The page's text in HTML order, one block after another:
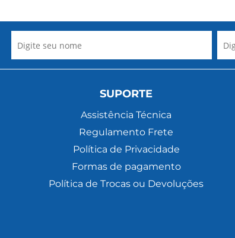
SUPORTE
Assistência Técnica
Regulamento Frete
Política de Privacidade
Formas de pagamento
Política de Trocas ou Devoluções